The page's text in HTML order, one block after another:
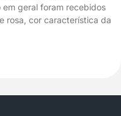
geral foram recebidos
rosa, cor característica da